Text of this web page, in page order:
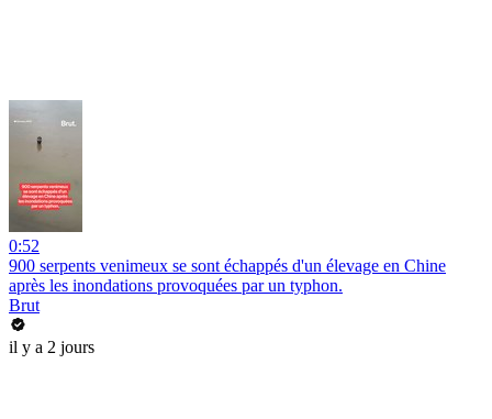
0:52
900 serpents venimeux se sont échappés d'un élevage en Chine
après les inondations provoquées par un typhon.
Brut
il y a 2 jours